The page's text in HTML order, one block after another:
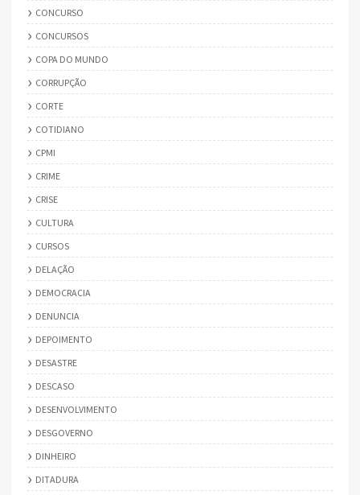
CONCURSO
CONCURSOS
COPA DO MUNDO
CORRUPÇÃO
CORTE
COTIDIANO
CPMI
CRIME
CRISE
CULTURA
CURSOS
DELAÇÃO
DEMOCRACIA
DENUNCIA
DEPOIMENTO
DESASTRE
DESCASO
DESENVOLVIMENTO
DESGOVERNO
DINHEIRO
DITADURA